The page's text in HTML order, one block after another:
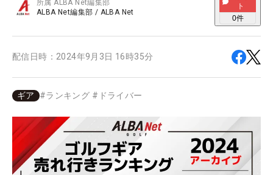
所属ALBA Net編集部
ALBA Net編集部 / ALBA Net
ト
0件
配信日時： 2024年9月3日 16時35分
ギア #ランキング # ドライバー